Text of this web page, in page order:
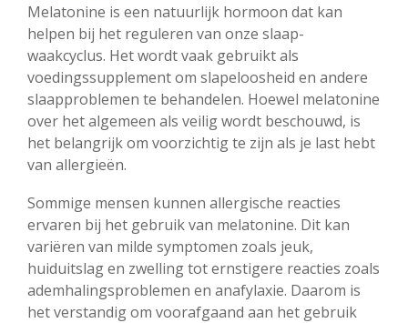
Melatonine is een natuurlijk hormoon dat kan
helpen bij het reguleren van onze slaap-
waakcyclus. Het wordt vaak gebruikt als
voedingssupplement om slapeloosheid en andere
slaapproblemen te behandelen. Hoewel melatonine
over het algemeen als veilig wordt beschouwd, is
het belangrijk om voorzichtig te zijn als je last hebt
van allergieën.
Sommige mensen kunnen allergische reacties
ervaren bij het gebruik van melatonine. Dit kan
variëren van milde symptomen zoals jeuk,
huiduitslag en zwelling tot ernstigere reacties zoals
ademhalingsproblemen en anafylaxie. Daarom is
het verstandig om voorafgaand aan het gebruik